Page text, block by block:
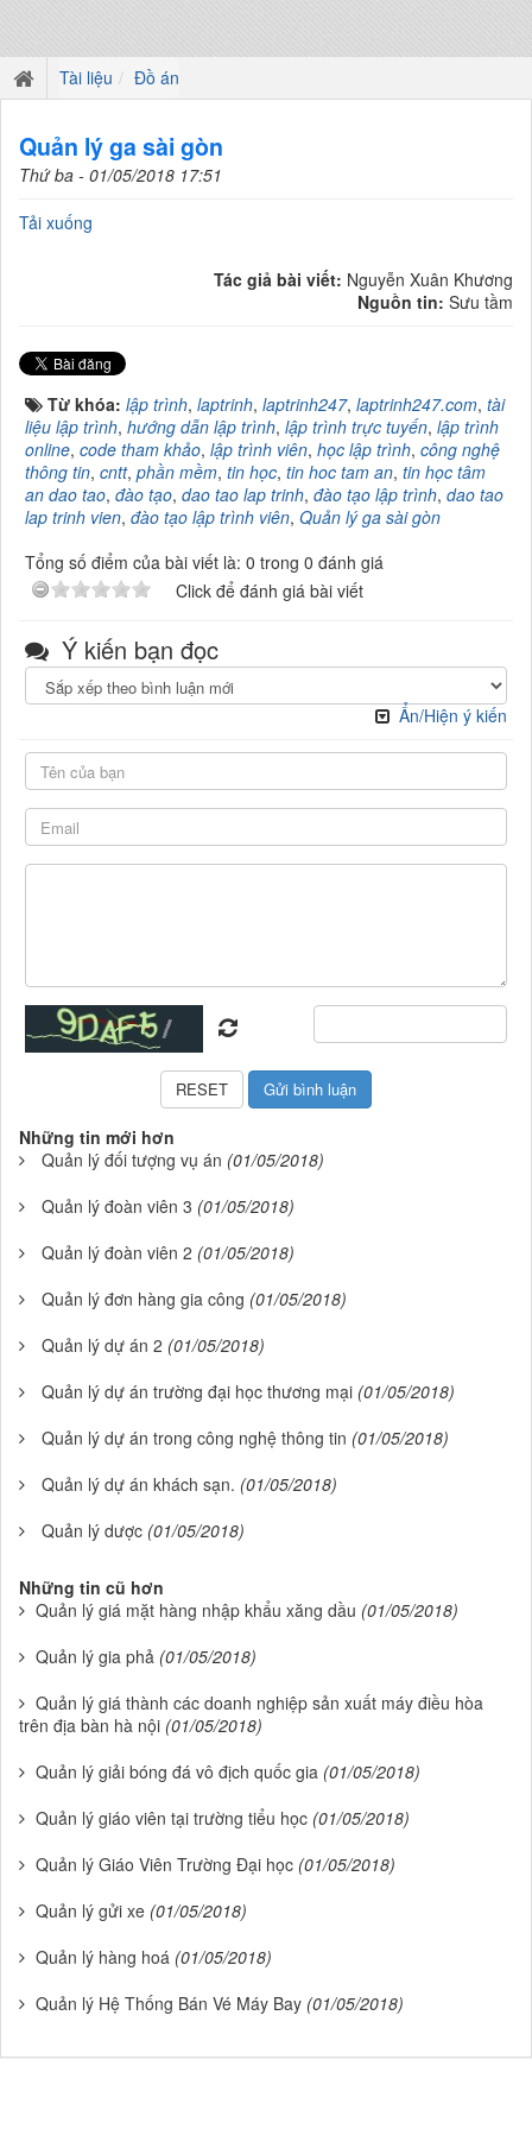
Tài liệu Đồ án
Quản lý ga sài gòn
Thứ ba - 01/05/2018 17:51
Tải xuống
Tác giả bài viết: Nguyễn Xuân Khương
Nguồn tin: Sưu tầm
Từ khóa: lập trình, laptrinh, laptrinh247, laptrinh247.com, tài
liệu lập trình, hướng dẫn lập trình, lập trình trực tuyến, lập trình
online, code tham khảo, lập trình viên, học lập trình, công nghệ
thông tin, cntt, phần mềm, tin học, tin hoc tam an, tin học tâm
an dao tao, đào tạo, dao tao lap trinh, đào tạo lập trình, dao tao
lap trinh vien, đào tạo lập trình viên, Quản lý ga sài gòn
Tổng số điểm của bài viết là: 0 trong 0 đánh giá
Click để đánh giá bài viết
Ý kiến bạn đọc
Ẩn/Hiện ý kiến
Những tin mới hơn
Quản lý đối tượng vụ án (01/05/2018)
Quản lý đoàn viên 3 (01/05/2018)
Quản lý đoàn viên 2 (01/05/2018)
Quản lý đơn hàng gia công (01/05/2018)
Quản lý dự án 2 (01/05/2018)
Quản lý dự án trường đại học thương mại (01/05/2018)
Quản lý dự án trong công nghệ thông tin (01/05/2018)
Quản lý dự án khách sạn. (01/05/2018)
Quản lý dược (01/05/2018)
Những tin cũ hơn
Quản lý giá mặt hàng nhập khẩu xăng dầu (01/05/2018)
Quản lý gia phả (01/05/2018)
Quản lý giá thành các doanh nghiệp sản xuất máy điều hòa
trên địa bàn hà nội (01/05/2018)
Quản lý giải bóng đá vô địch quốc gia (01/05/2018)
Quản lý giáo viên tại trường tiểu học (01/05/2018)
Quản lý Giáo Viên Trường Đại học (01/05/2018)
Quản lý gửi xe (01/05/2018)
Quản lý hàng hoá (01/05/2018)
Quản lý Hệ Thống Bán Vé Máy Bay (01/05/2018)